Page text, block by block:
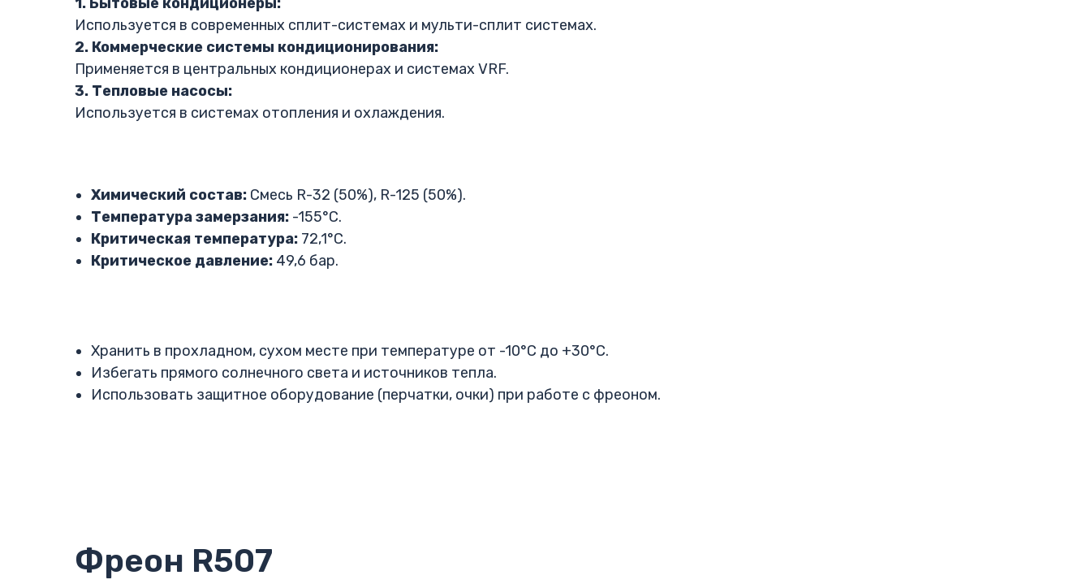
Используется в современных сплит-системах и мульти-сплит системах.
2. Коммерческие системы кондиционирования:
Применяется в центральных кондиционерах и системах VRF.
3. Тепловые насосы:
Используется в системах отопления и охлаждения.
Химический состав: Смесь R-32 (50%), R-125 (50%).
Температура замерзания: -155°C.
Критическая температура: 72,1°C.
Критическое давление: 49,6 бар.
Хранить в прохладном, сухом месте при температуре от -10°C до +30°C.
Избегать прямого солнечного света и источников тепла.
Использовать защитное оборудование (перчатки, очки) при работе с фреоном.
Фреон R507